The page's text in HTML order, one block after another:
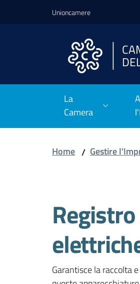
Vai al contenuto
Vai alla navigazione
Unioncamere
La
Camera
Home / Gestire
Garantisce la raccolta